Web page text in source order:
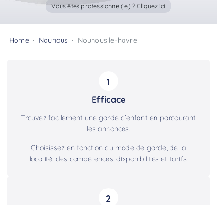
Vous êtes professionnel(le) ?Cliquez ici
Home Nounous Nounous le-havre
1
Efficace
Trouvez facilement une garde d’enfant en parcourant
les annonces.
Choisissez en fonction du mode de garde, de la
localité, des compétences, disponibilités et tarifs.
2